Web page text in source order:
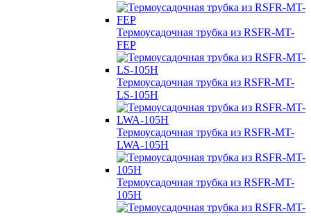
Термоусадочная трубка из RSFR-MT-
FEP
Термоусадочная трубка из RSFR-MT-
LS-105H
Термоусадочная трубка из RSFR-MT-
LWA-105H
Термоусадочная трубка из RSFR-MT-
105H